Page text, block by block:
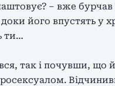
– вже
доки його впустять у
ти…
так і почувши, що